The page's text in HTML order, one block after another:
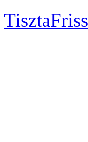
TisztaFriss